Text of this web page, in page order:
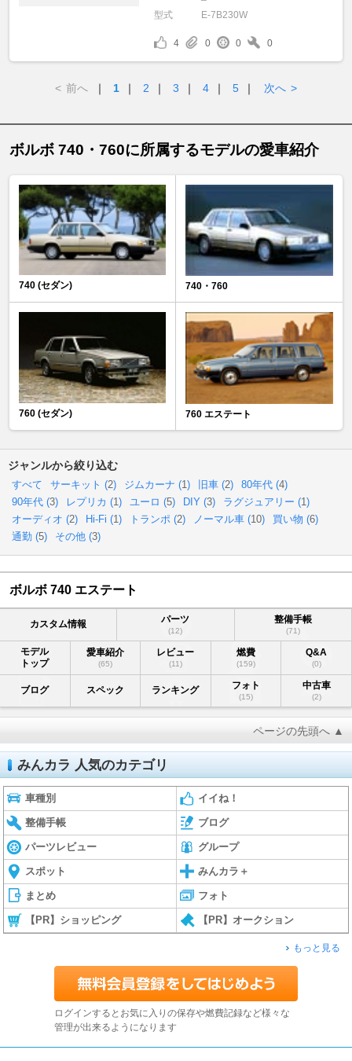
型式
E-7B230W
4 0 0 0
< 前へ ｜ 1 ｜ 2 ｜ 3 ｜ 4 ｜ 5 ｜ 次へ >
ボルボ 740・760に所属するモデルの愛車紹介
740 (セダン) 740・760
760 (セダン) 760 エステート
ジャンルから絞り込む
すべて サーキット (2) ジムカーナ (1 ) 旧車 (2) 80年代 (4)
90年代 (3) レプリカ (1 ) ユーロ (5) DIY (3) ラグジュアリー (1 )
オーディオ (2) Hi-Fi (1 ) トランポ (2) ノーマル車 (10) 買い物 (6)
通勤 (5) その他 (3)
ボルボ 740 エステート
カスタム情報 パーツ
(12)
整備手帳
(71)
モデル
トップ
愛車紹介
(65)
レビュー
(11)
燃費
(159)
Q&A
(0)
ブログ スペック ランキング フォト
(15)
中古車
(2)
ページの先頭へ ▲
みんカラ 人気のカテゴリ
車種別 イイね！
整備手帳 ブログ
パーツレビュー グループ
スポット みんカラ＋
まとめ フォト
【PR】ショッピング 【PR】オークション
もっと見る
ログインするとお気に入りの保存や燃費記録など様々な
管理が出来るようになります